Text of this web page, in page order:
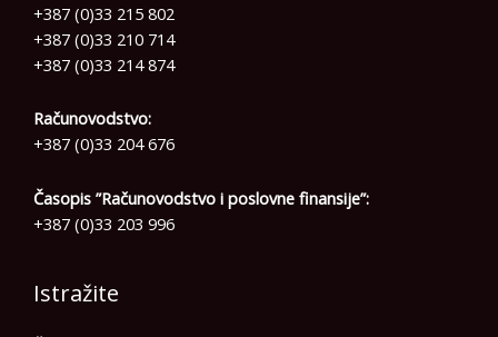
+387 (0)33 215 802
+387 (0)33 210 714
+387 (0)33 214 874
Računovodstvo:
+387 (0)33 204 676
Časopis ”Računovodstvo i poslovne finansije”:
+387 (0)33 203 996
Istražite